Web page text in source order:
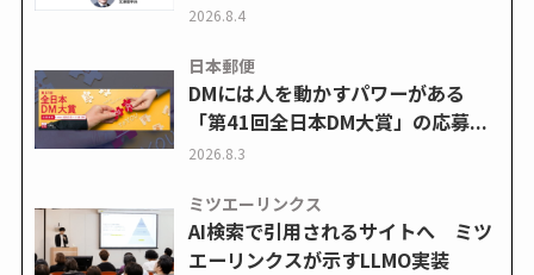
2026.8.4
日本郵便
DMには人を動かすパワーがある
「第41回全日本DM大賞」の応募...
2026.8.3
ミツエーリンクス
AI検索で引用されるサイトへ ミツ
エーリンクスが示すLLMO実装